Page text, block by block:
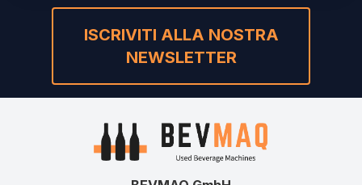
ISCRIVITI ALLA NOSTRA
NEWSLETTER